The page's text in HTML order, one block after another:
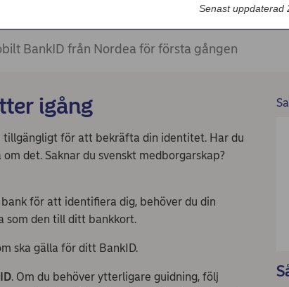
Swish företagsverktyg
Card Login
Node
BankID från Nordea för första gången
igång
för att bekräfta din identitet. Har du
det. Saknar du svenskt medborgarskap?
för att identifiera dig, behöver du din
som den till ditt bankkort.
ska gälla för ditt BankID.
. Om du behöver ytterligare guidning, följ
Senast uppdaterad